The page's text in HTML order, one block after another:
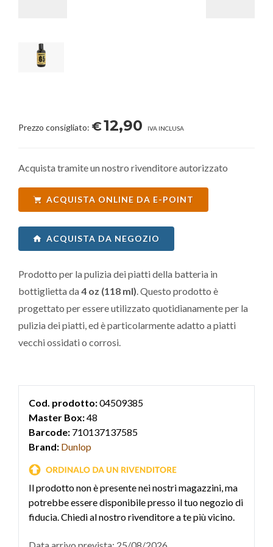
Prezzo consigliato: €12,90 IVA INCLUSA
Acquista tramite un nostro rivenditore autorizzato
ACQUISTA ONLINE DA E-POINT
ACQUISTA DA NEGOZIO
Prodotto per la pulizia dei piatti della batteria in
bottiglietta da4 oz (118 ml). Questo prodotto è
progettato per essere utilizzato quotidianamente per la
pulizia dei piatti, ed è particolarmente adatto a piatti
vecchi ossidati o corrosi.
Cod. prodotto:04509385
Master Box:48
Barcode: 710137137585
Brand: Dunlop
Il prodotto non è presente nei nostri magazzini, ma
potrebbe essere disponibile presso il tuo negozio di
fiducia. Chiedi al nostro rivenditore a te più vicino.